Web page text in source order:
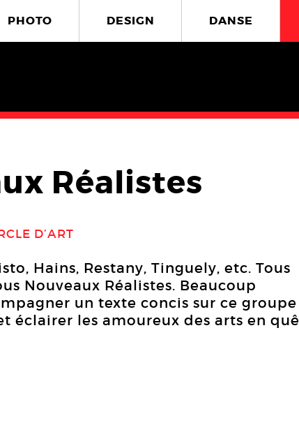
PHOTO DESIGN DANSE
Réalistes
D’ART
Hains, Restany, Tinguely, etc. Tous
Nouveaux Réalistes. Beaucoup
un texte concis sur ce groupe
éclairer les amoureux des arts en